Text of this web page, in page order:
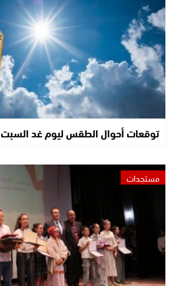
توقعات أحوال الطقس ليوم غد السبت
مستجدات